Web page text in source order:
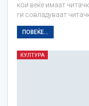
кои веќе имаат
ги совладуваат
ПОВЕЌЕ...
КУЛТУРА